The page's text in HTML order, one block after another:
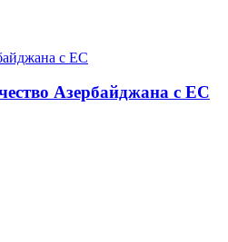
Азербайджана с ЕС